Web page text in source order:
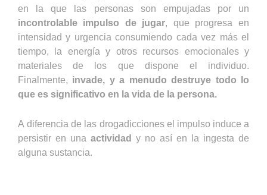
en la que las personas son empujadas por un
incontrolable impulso de jugar, que progresa en
intensidad y urgencia consumiendo cada vez más el
tiempo, la energía y otros recursos emocionales y
materiales de los que dispone el individuo.
Finalmente, invade, y a menudo destruye todo lo
que es significativo en la vida de la persona.
A diferencia de las drogadicciones el impulso induce a
persistir en una actividad y no así en la ingesta de
alguna sustancia.